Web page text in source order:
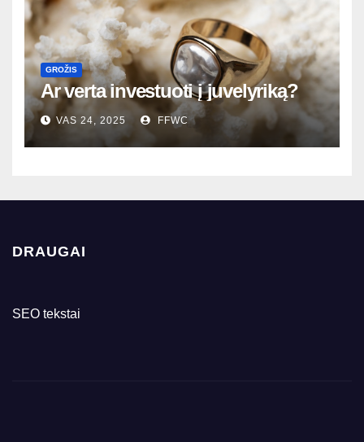
GROŽIS
Ar verta investuoti į juvelyriką?
VAS 24, 2025 FFWC
DRAUGAI
SEO tekstai